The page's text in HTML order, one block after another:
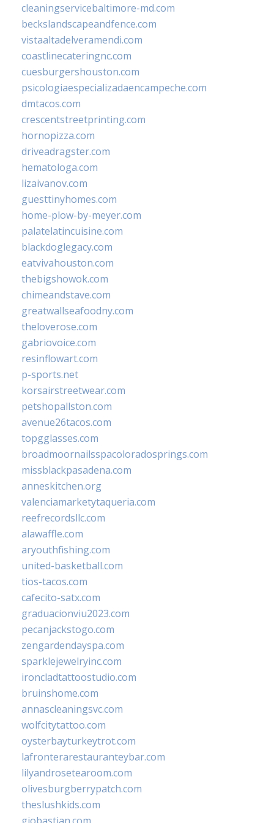
cleaningservicebaltimore-md.com
beckslandscapeandfence.com
vistaaltadelveramendi.com
coastlinecateringnc.com
cuesburgershouston.com
psicologiaespecializadaencampeche.com
dmtacos.com
crescentstreetprinting.com
hornopizza.com
driveadragster.com
hematologa.com
lizaivanov.com
guesttinyhomes.com
home-plow-by-meyer.com
palatelatincuisine.com
blackdoglegacy.com
eatvivahouston.com
thebigshowok.com
chimeandstave.com
greatwallseafoodny.com
theloverose.com
gabriovoice.com
resinflowart.com
p-sports.net
korsairstreetwear.com
petshopallston.com
avenue26tacos.com
topgglasses.com
broadmoornailsspacoloradosprings.com
missblackpasadena.com
anneskitchen.org
valenciamarketytaqueria.com
reefrecordsllc.com
alawaffle.com
aryouthfishing.com
united-basketball.com
tios-tacos.com
cafecito-satx.com
graduacionviu2023.com
pecanjackstogo.com
zengardendayspa.com
sparklejewelryinc.com
ironcladtattoostudio.com
bruinshome.com
annascleaningsvc.com
wolfcitytattoo.com
oysterbayturkeytrot.com
lafronterarestauranteybar.com
lilyandrosetearoom.com
olivesburgberrypatch.com
theslushkids.com